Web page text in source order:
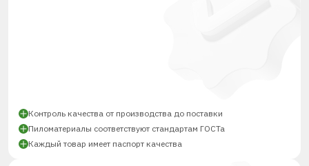
Контроль качества от производства до поставки
Пиломатериалы соответствуют стандартам ГОСТа
Каждый товар имеет паспорт качества